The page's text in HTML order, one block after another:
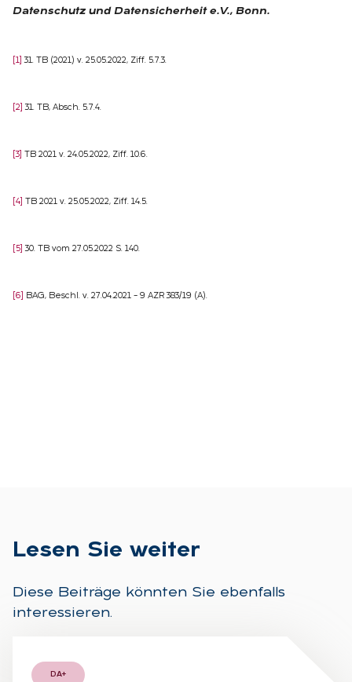
Datenschutz und Datensicherheit e.V., Bonn.
[1] 31. TB (2021) v. 25.05.2022, Ziff. 5.7.3.
[2] 31. TB, Absch. 5.7.4.
[3] TB 2021 v. 24.05.2022, Ziff. 10.6.
[4] TB 2021 v. 25.05.2022, Ziff. 14.5.
[5] 30. TB vom 27.05.2022 S. 140.
[6] BAG, Beschl. v. 27.04.2021 – 9 AZR 383/19 (A).
Le­sen Sie wei­ter
Diese Beiträge könnten Sie ebenfalls
interessieren.
DA+